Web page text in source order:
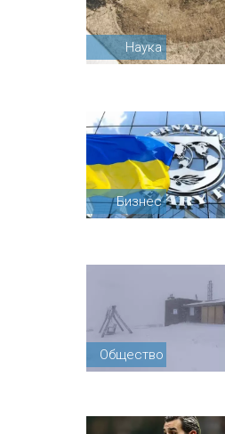
Наука
Бизнес
Общество